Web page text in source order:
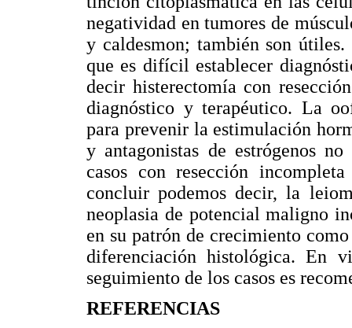
negatividad en tumores de
y caldesmon; también son
que es difícil establecer
decir histerectomía con
diagnóstico y terapéutico. La
para prevenir la estimulación
y antagonistas de estrógenos
casos con resección
concluir podemos decir, la
neoplasia de potencial maligno
en su patrón de crecimiento
diferenciación histológica. En
seguimiento de los casos es
REFERENCIAS